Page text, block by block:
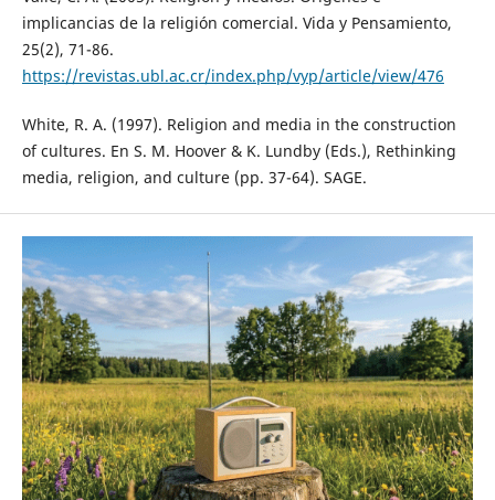
implicancias de la religión comercial. Vida y Pensamiento,
25(2), 71-86.
https://revistas.ubl.ac.cr/index.php/vyp/article/view/476
White, R. A. (1997). Religion and media in the construction
of cultures. En S. M. Hoover & K. Lundby (Eds.), Rethinking
media, religion, and culture (pp. 37-64). SAGE.